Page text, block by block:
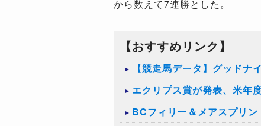
から数えて7連勝とした。
【おすすめリンク】
【競走馬データ】グッドナ
エクリプス賞が発表、米年
BCフィリー＆メアスプリ